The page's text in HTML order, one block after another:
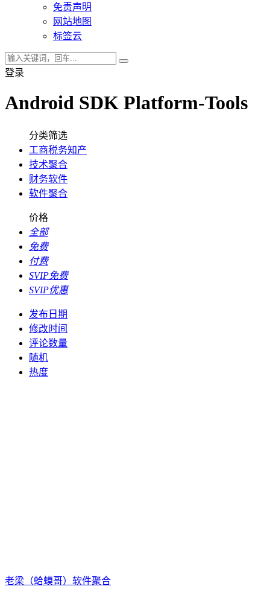
免责声明
网站地图
标签云
登录
Android SDK Platform-Tools
分类筛选
工商税务知产
技术聚合
财务软件
软件聚合
价格
全部
免费
付费
SVIP免费
SVIP优惠
发布日期
修改时间
评论数量
随机
热度
老梁（蛤蟆哥） 软件聚合